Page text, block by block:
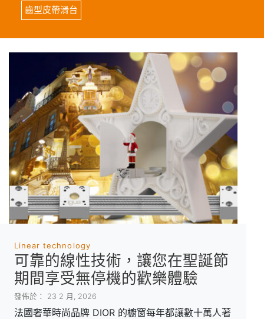
齒型皮帶滑台
Linear technology
可靠的線性技術，讓您在聖誕節
期間享受無停機的歡樂體驗
發佈於： 23 2 月, 2026
法國奢華時尚品牌 DIOR 的櫥窗每年都讓數十萬人著